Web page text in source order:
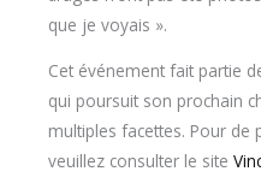
que je voyais ».
Cet événement fait partie
qui poursuit son prochain
multiples facettes. Pour
veuillez consulter le site